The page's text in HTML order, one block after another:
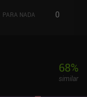
Pero a diferencia
aparecen
posible para
cuando no se
PARA NADA 0
68%
similar